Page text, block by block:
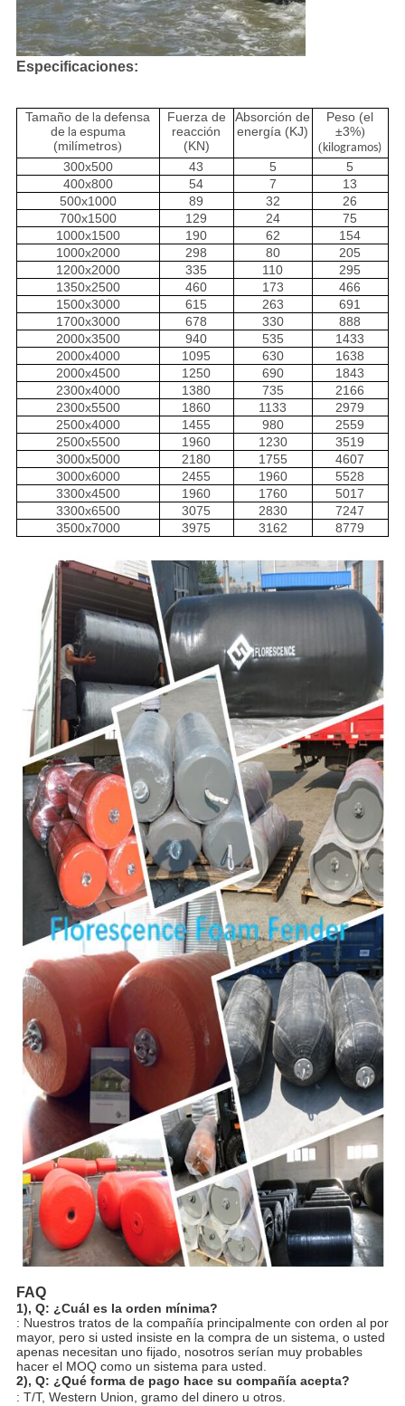
Especificaciones:
Tamaño de ladefensa
de la espuma
(milímetros)
Fuerza de
reacción
(KN)
Absorción de
energía (KJ)
Peso (el
±3%)
(kilogramos)
300x500 43 5
5
400x800
54 7
13
500x1000
89 32
26
700x1500
129 24
75
1000x1500
190 62
154
1000x2000
298 80
205
1200x2000
335 110
295
1350x2500
460 173
466
1500x3000
615 263
691
1700x3000
678 330
888
2000x3500
940 535
1433
2000x4000
1095 630
1638
2000x4500
1250 690
1843
2300x4000
1380 735
2166
2300x5500
1860 1133
2979
2500x4000
1455 980
2559
2500x5500
1960 1230
3519
3000x5000
2180 1755
4607
3000x6000
2455 1960
5528
3300x4500
1960 1760
5017
3300x6500
3075 2830
7247
3500x7000
3975 3162 8779
FAQ
1), Q: ¿Cuál es la orden mínima?
: Nuestros tratos de la compañía principalmente con orden al por
mayor, pero si usted insiste en la compra de un sistema, o usted
apenas necesitan uno fijado, nosotros serían muy probables
hacer el MOQ como un sistema para usted.
2), Q: ¿Qué forma de pago hace su compañía acepta?
: T/T, Western Union, gramo del dinero u otros.